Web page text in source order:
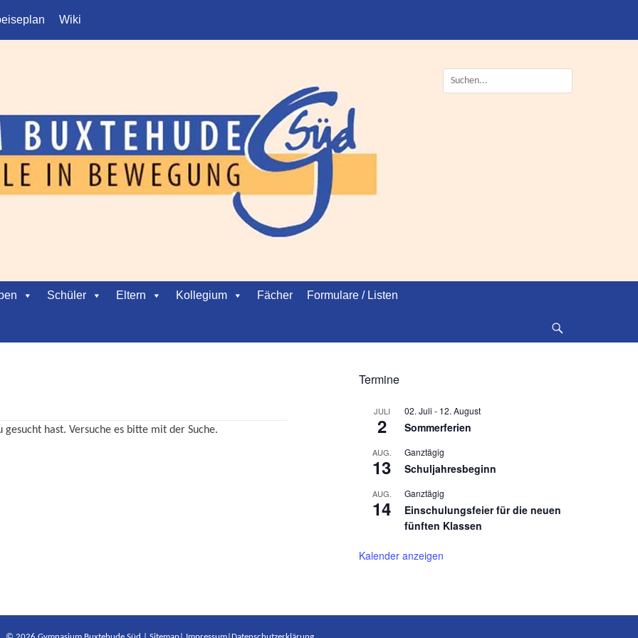
Wiki
Suche
nach:
Schüler Eltern Kollegium Fächer Formulare / Listen
hast. Versuche es bitte mit der Suche.
Termine
JULI
2
02. Juli - 12. August
Sommerferien
AUG.
13
Ganztägig
Schuljahresbeginn
AUG.
14
Ganztägig
Einschulungsfeier für die neuen
fünften Klassen
Kalender anzeigen